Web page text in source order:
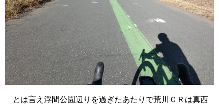
とは言え浮間公園辺りを過ぎたあたりで荒川ＣＲは真西